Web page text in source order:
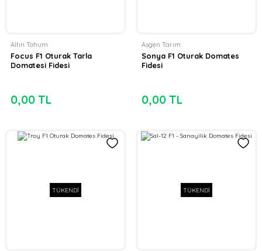
Altın Tohum
Focus F1 Oturak Tarla
Domatesi Fidesi
0,00 TL
Asgen Tarım
Sonya F1 Oturak Domates
Fidesi
0,00 TL
TÜKENDİ TÜKENDİ